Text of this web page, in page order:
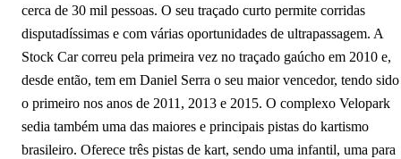
cerca de 30 mil pessoas. O seu traçado curto permite corridas
disputadíssimas e com várias oportunidades de ultrapassagem. A
Stock Car correu pela primeira vez no traçado gaúcho em 2010 e,
desde então, tem em Daniel Serra o seu maior vencedor, tendo sido
o primeiro nos anos de 2011, 2013 e 2015. O complexo Velopark
sedia também uma das maiores e principais pistas do kartismo
brasileiro. Oferece três pistas de kart, sendo uma infantil, uma para